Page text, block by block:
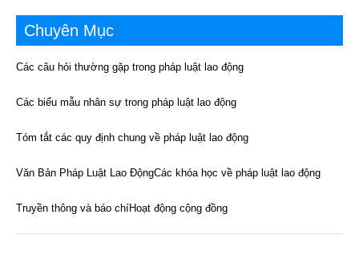
Chuyên Mục
Các câu hỏi thường gặp trong pháp luật lao động
Các biểu mẫu nhân sự trong pháp luật lao động
Tóm tắt các quy định chung về pháp luật lao động
Văn Bản Pháp Luật Lao ĐộngCác khóa học về pháp luật lao động
Truyền thông và báo chíHoạt động cộng đồng